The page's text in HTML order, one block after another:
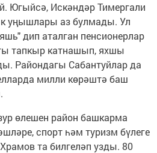
Югыйсә, Искәндәр Тимергали
уңышлары аз булмады. Ул
дип аталган пенсионерлар
тапкыр катнашып, яхшы
Райондагы Сабантуйлар да
милли көрәштә баш
өлешен район башкарма
спорт һәм туризм бүлеге
та билгеләп узды. 80